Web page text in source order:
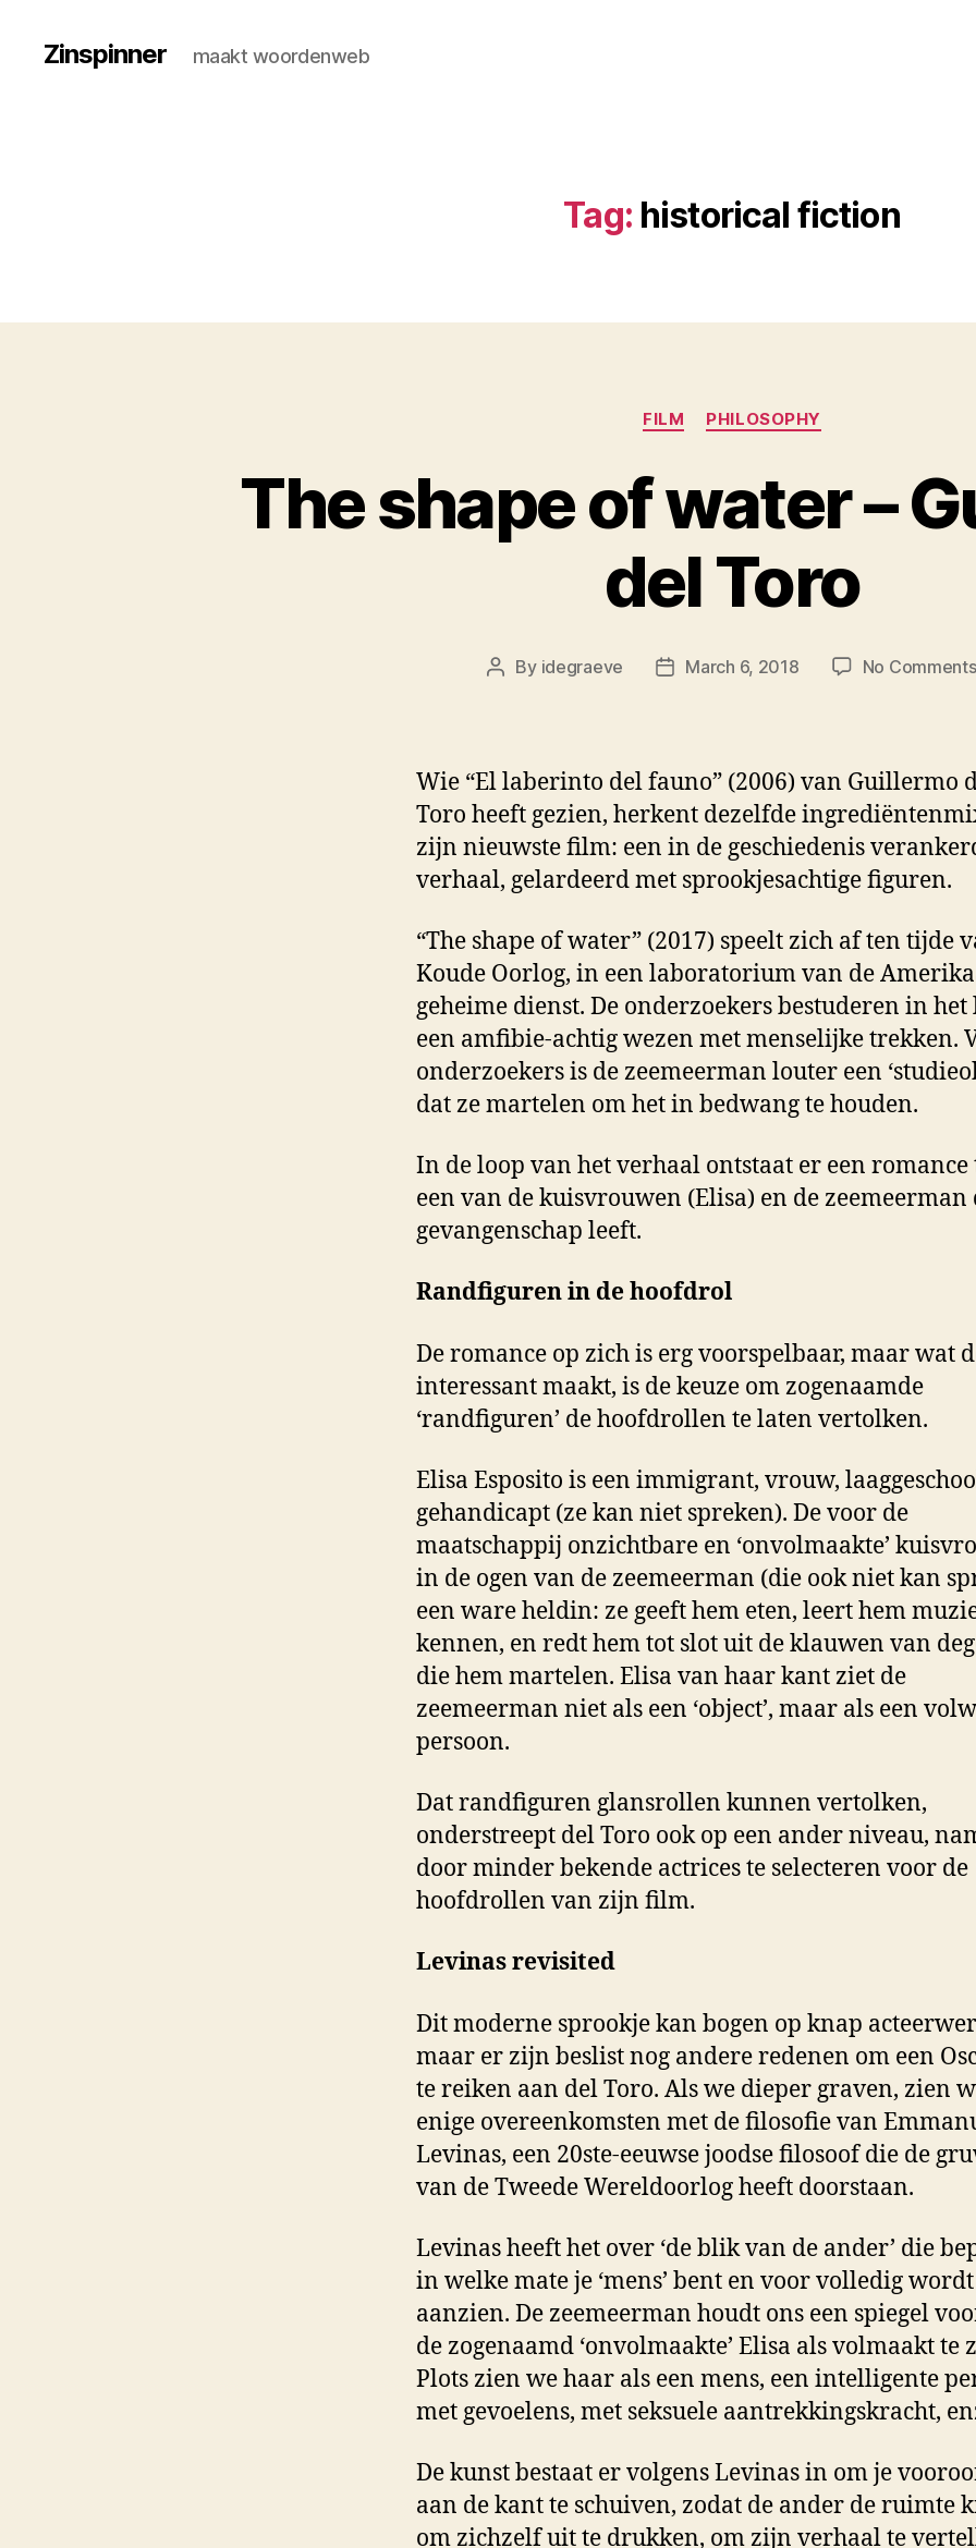
Zinspinner maakt woordenweb
Tag: historical fiction
Categories
FILM PHILOSOPHY
The shape of water –
del Toro
Post
By idegraeve
PostMarch 6, 2018 No Comments
Wie “El laberinto del fauno” (2006) van Guillermo
Toro heeft gezien, herkent dezelfde
zijn nieuwste film: een in de geschiedenis
verhaal, gelardeerd met sprookjesachtige figuren.
“The shape of water” (2017) speelt zich af ten tijde
Koude Oorlog, in een laboratorium van de
geheime dienst. De onderzoekers bestuderen in het
een amfibie-achtig wezen met menselijke trekken.
onderzoekers is de zeemeerman louter een
dat ze martelen om het in bedwang te houden.
In de loop van het verhaal ontstaat er een romance
een van de kuisvrouwen (Elisa) en de zeemeerman
gevangenschap leeft.
Randfiguren in de hoofdrol
De romance op zich is erg voorspelbaar, maar wat
interessant maakt, is de keuze om zogenaamde
‘randfiguren’ de hoofdrollen te laten vertolken.
Elisa Esposito is een immigrant, vrouw,
gehandicapt (ze kan niet spreken). De voor de
maatschappij onzichtbare en ‘onvolmaakte’
in de ogen van de zeemeerman (die ook niet kan
een ware heldin: ze geeft hem eten, leert hem
kennen, en redt hem tot slot uit de klauwen van
die hem martelen. Elisa van haar kant ziet de
zeemeerman niet als een ‘object’, maar als een
persoon.
Dat randfiguren glansrollen kunnen vertolken,
onderstreept del Toro ook op een ander niveau,
door minder bekende actrices te selecteren voor de
hoofdrollen van zijn film.
Levinas revisited
Dit moderne sprookje kan bogen op knap
maar er zijn beslist nog andere redenen om een
te reiken aan del Toro. Als we dieper graven, zien
enige overeenkomsten met de filosofie van
Levinas, een 20ste-eeuwse joodse filosoof die de
van de Tweede Wereldoorlog heeft doorstaan.
Levinas heeft het over ‘de blik van de ander’ die
in welke mate je ‘mens’ bent en voor volledig wordt
aanzien. De zeemeerman houdt ons een spiegel
de zogenaamd ‘onvolmaakte’ Elisa als volmaakt te
Plots zien we haar als een mens, een intelligente
met gevoelens, met seksuele aantrekkingskracht,
De kunst bestaat er volgens Levinas in om je
aan de kant te schuiven, zodat de ander de ruimte
om zichzelf uit te drukken, om zijn verhaal te